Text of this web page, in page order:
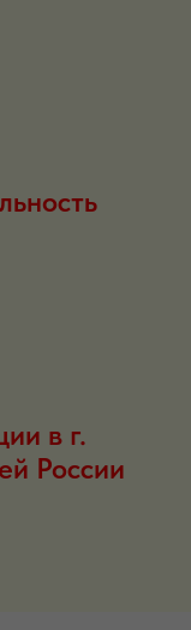
в г.
России